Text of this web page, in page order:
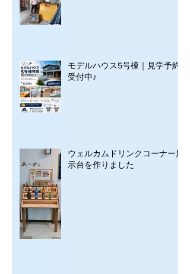
モデルハウス5号棟｜見学予約
受付中♪
ウェルカムドリンクコーナー展
示台を作りました